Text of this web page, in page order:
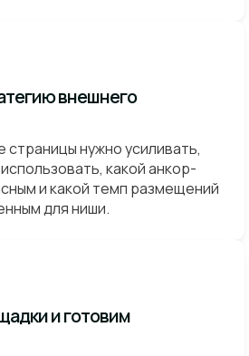
внешнего
нужно усиливать,
какой анкор-
и какой темп размещений
для ниши.
и готовим